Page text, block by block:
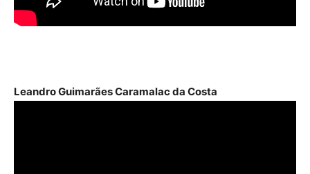
Leandro Guimarães Caramalac da Costa